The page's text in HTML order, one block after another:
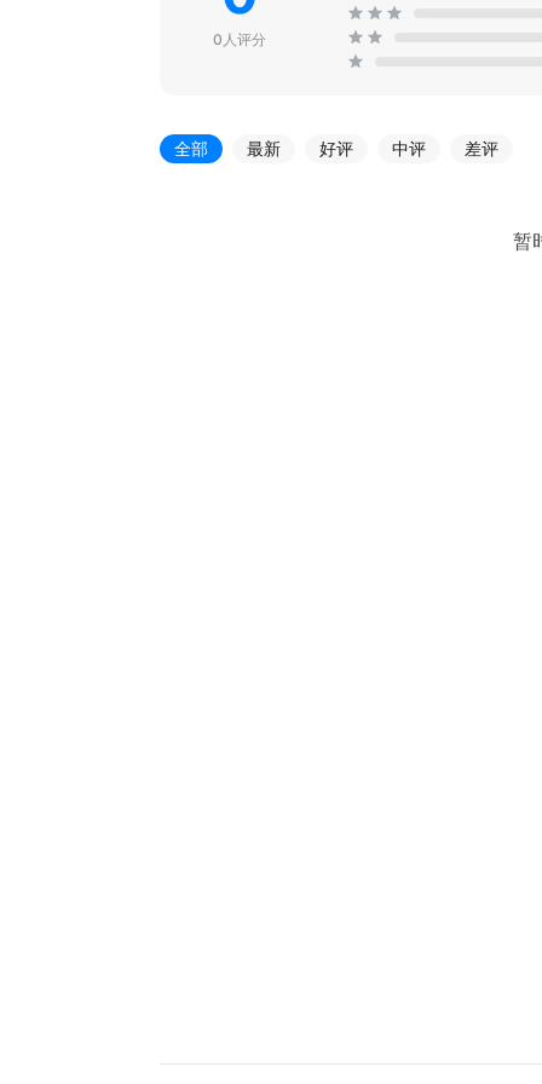
0人评分
全部 最新 好评 中评 差评